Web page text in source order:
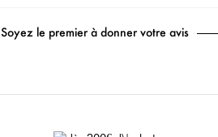
Soyez le premier à donner votre avis